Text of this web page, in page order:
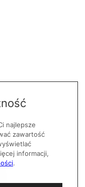
najlepsze
zawartość
informacji,
.